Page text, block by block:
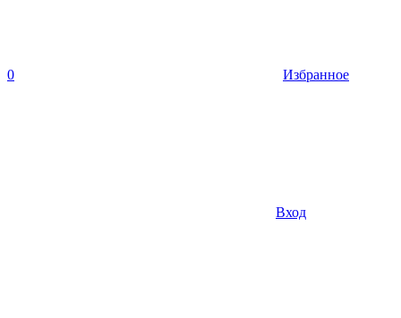
0 Избранное
Вход